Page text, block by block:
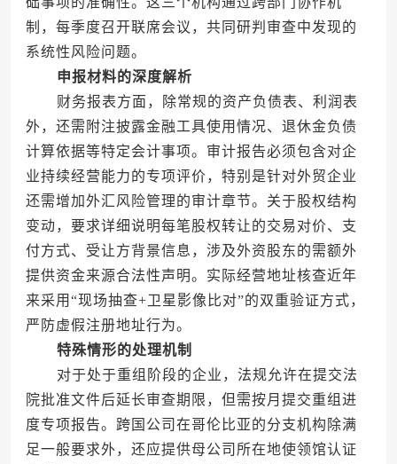
制，每季度召开联席会议，共同研判审查中发现的
系统性风险问题。
申报材料的深度解析
财务报表方面，除常规的资产负债表、利润表
外，还需附注披露金融工具使用情况、退休金负债
计算依据等特定会计事项。审计报告必须包含对企
业持续经营能力的专项评价，特别是针对外贸企业
还需增加外汇风险管理的审计章节。关于股权结构
变动，要求详细说明每笔股权转让的交易对价、支
付方式、受让方背景信息，涉及外资股东的需额外
提供资金来源合法性声明。实际经营地址核查近年
来采用“现场抽查+卫星影像比对”的双重验证方式，
严防虚假注册地址行为。
特殊情形的处理机制
对于处于重组阶段的企业，法规允许在提交法
院批准文件后延长审查期限，但需按月提交重组进
度专项报告。跨国公司在哥伦比亚的分支机构除满
足一般要求外，还应提供母公司所在地使领馆认证